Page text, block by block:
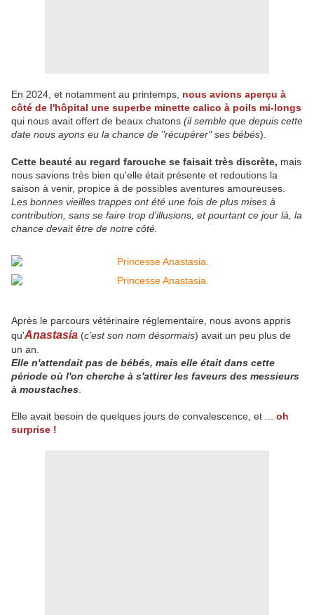
En 2024, et notamment au printemps, nous avions aperçu à
côté de l'hôpital une superbe minette calico à poils mi-longs
qui nous avait offert de beaux chatons (il semble que depuis cette
date nous ayons eu la chance de "récupérer" ses bébés).
Cette beauté au regard farouche se faisait très discrète, mais
nous savions très bien qu'elle était présente et redoutions la
saison à venir, propice à de possibles aventures amoureuses.
Les bonnes vieilles trappes ont été une fois de plus mises à
contribution, sans se faire trop d'illusions, et pourtant ce jour là, la
chance devait être de notre côté.
Après le parcours vétérinaire réglementaire, nous avons appris
qu'Anastasia (c'est son nom désormais) avait un peu plus de
un an.
Elle n'attendait pas de bébés, mais elle était dans cette
période où l'on cherche à s'attirer les faveurs des messieurs
à moustaches
Elle avait besoin de quelques jours de convalescence, et ... oh
surprise !